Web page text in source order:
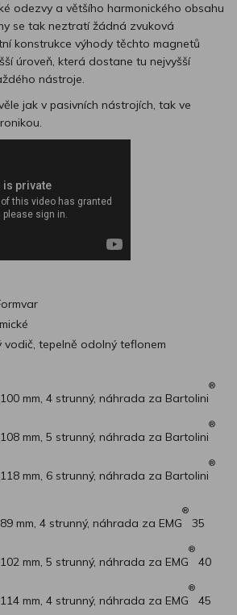
odezvy a většího harmonického obsahu
se tak neztratí žádná zvuková
konstrukce výhody těchto magnetů
úroveň, která dostane tu nejvyšší
nástroje.
jak v pasivních nástrojích, tak ve
vodič, tepelně odolný teflonem
mm, 4 strunný, náhrada za Bartolini
®
mm, 5 strunný, náhrada za Bartolini
®
mm, 6 strunný, náhrada za Bartolini
®
mm, 4 strunný, náhrada za EMG
®
35
mm, 5 strunný, náhrada za EMG
®
40
mm, 4 strunný, náhrada za EMG
®
45